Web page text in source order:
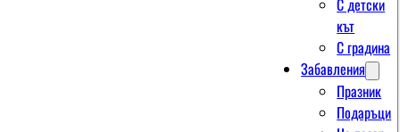
С детски
кът
С градина
Забавления
Празник
Подаръци